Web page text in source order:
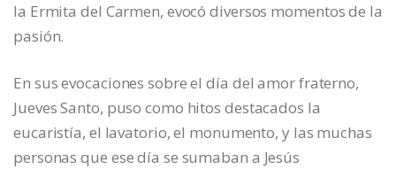
la Ermita del Carmen, evocó diversos momentos de la
pasión.
En sus evocaciones sobre el día del amor fraterno,
Jueves Santo, puso como hitos destacados la
eucaristía, el lavatorio, el monumento, y las muchas
personas que ese día se sumaban a Jesús